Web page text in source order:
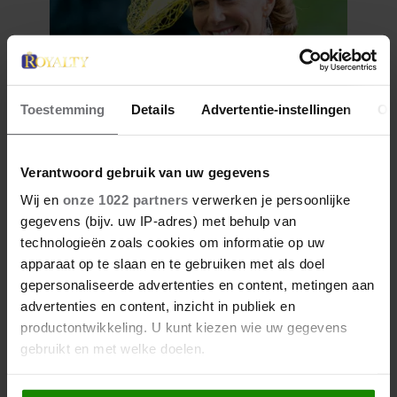
Toestemming Details Advertentie-instellingen
Verantwoord gebruik van uw gegevens
Wij en onze 1022 partners verwerken je persoonlijke
gegevens (bijv. uw IP-adres) met behulp van
technologieën zoals cookies om informatie op uw
apparaat op te slaan en te gebruiken met als doel
gepersonaliseerde advertenties en content, metingen aan
advertenties en content, inzicht in publiek en
productontwikkeling. U kunt kiezen wie uw gegevens
gebruikt en met welke doelen.
Als u het toestaat, willen we ook graag:
29 juni 2026
PRINSES CATHERINE BEKLIMT
DRIE HOOGSTE BRITSE
BERGEN VOOR
KANKERONDERZOEK